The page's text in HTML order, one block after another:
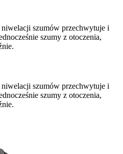
szumów przechwytuje i
szumy z otoczenia,
szumów przechwytuje i
szumy z otoczenia,